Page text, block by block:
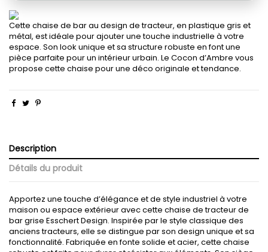
Cette chaise de bar au design de tracteur, en plastique gris et
métal, est idéale pour ajouter une touche industrielle à votre
espace. Son look unique et sa structure robuste en font une
pièce parfaite pour un intérieur urbain. Le Cocon d’Ambre vous
propose cette chaise pour une déco originale et tendance.
Description
Détails du produit
Apportez une touche d’élégance et de style industriel à votre
maison ou espace extérieur avec cette chaise de tracteur de
bar grise Esschert Design. Inspirée par le style classique des
anciens tracteurs, elle se distingue par son design unique et sa
fonctionnalité. Fabriquée en fonte solide et acier, cette chaise